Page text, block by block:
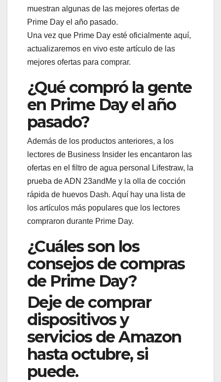
muestran algunas de las mejores ofertas de
Prime Day el año pasado.
Una vez que Prime Day esté oficialmente aquí,
actualizaremos en vivo este artículo de las
mejores ofertas para comprar.
¿Qué compró la gente
en Prime Day el año
pasado?
Además de los productos anteriores, a los
lectores de Business Insider les encantaron las
ofertas en el filtro de agua personal Lifestraw, la
prueba de ADN 23andMe y la olla de cocción
rápida de huevos Dash. Aquí hay una lista de
los artículos más populares que los lectores
compraron durante Prime Day.
¿Cuáles son los
consejos de compras
de Prime Day?
Deje de comprar
dispositivos y
servicios de Amazon
hasta octubre, si
puede.